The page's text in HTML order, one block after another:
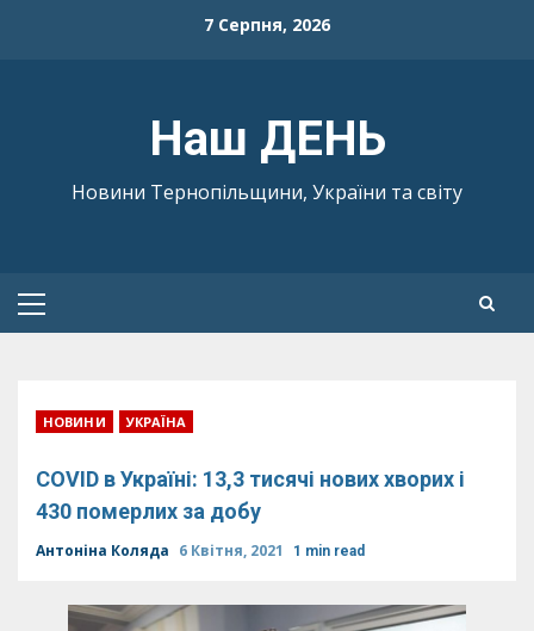
7 Серпня, 2026
Наш ДЕНЬ
Новини Тернопільщини, України та світу
Primary
НОВИНИ УКРАЇНА
COVID в Україні: 13,3 тисячі нових хворих і
430 померлих за добу
Антоніна Коляда 6 Квітня, 2021 1 min read